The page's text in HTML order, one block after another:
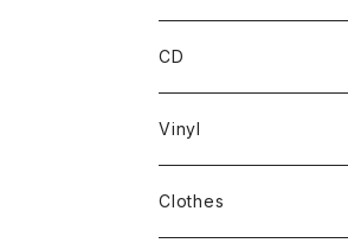
CD
Vinyl
Clothes